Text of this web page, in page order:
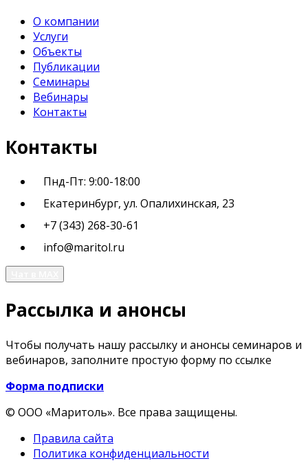
О компании
Услуги
Объекты
Публикации
Семинары
Вебинары
Контакты
Контакты
Пнд-Пт: 9:00-18:00
Екатеринбург, ул. Опалихинская, 23
+7 (343) 268-30-61
info@maritol.ru
Рассылка и анонсы
Чтобы получать нашу рассылку и анонсы семинаров и
вебинаров, заполните простую форму по ссылке
Форма подписки
© ООО «Маритоль». Все права защищены.
Правила сайта
Политика конфиденциальности